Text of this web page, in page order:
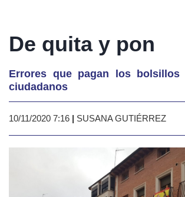
De quita y pon
Errores que pagan los
ciudadanos
10/11/2020 7:16 | SUSANA GUTIÉRREZ